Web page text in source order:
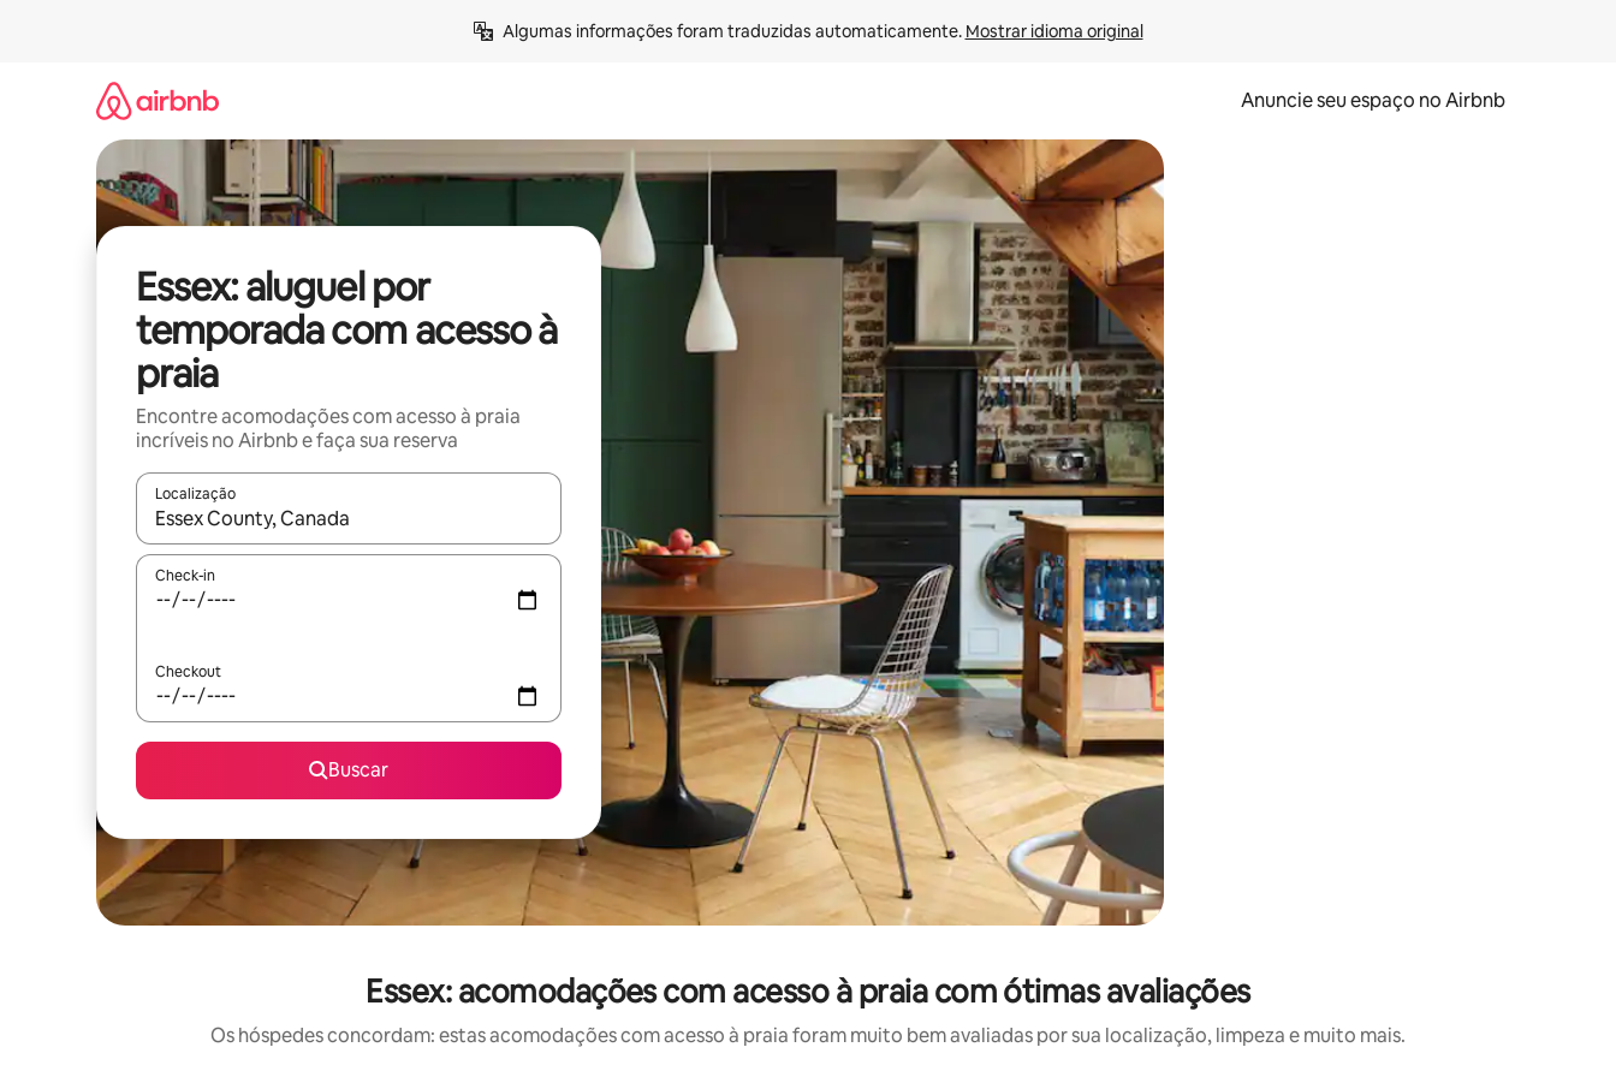
Algumas informações foram traduzidas automaticamente. Mostrar idioma original
Anuncie seu espaço no Airbnb
Essex: aluguel por
temporada com acesso à
praia
Encontre acomodações com acesso à praia
incríveis no Airbnb e faça sua reserva
Localização
Quando os resultados estiverem disponíveis, explore-os usando as seta para cima e para baixo do teclado ou tocando e deslizando o dedo na tela.
Check-in
Checkout
Buscar
Essex: acomodações com acesso à praia com ótimas avaliações
Os hóspedes concordam: estas acomodações com acesso à praia foram muito bem avaliadas por sua localização, limpeza e muito mais.